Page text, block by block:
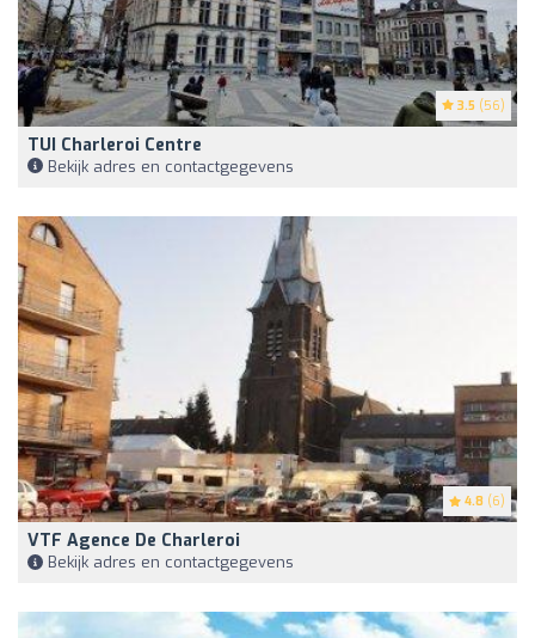
3.5 (56)
TUI Charleroi Centre
Bekijk adres en contactgegevens
4.8 (6)
VTF Agence De Charleroi
Bekijk adres en contactgegevens